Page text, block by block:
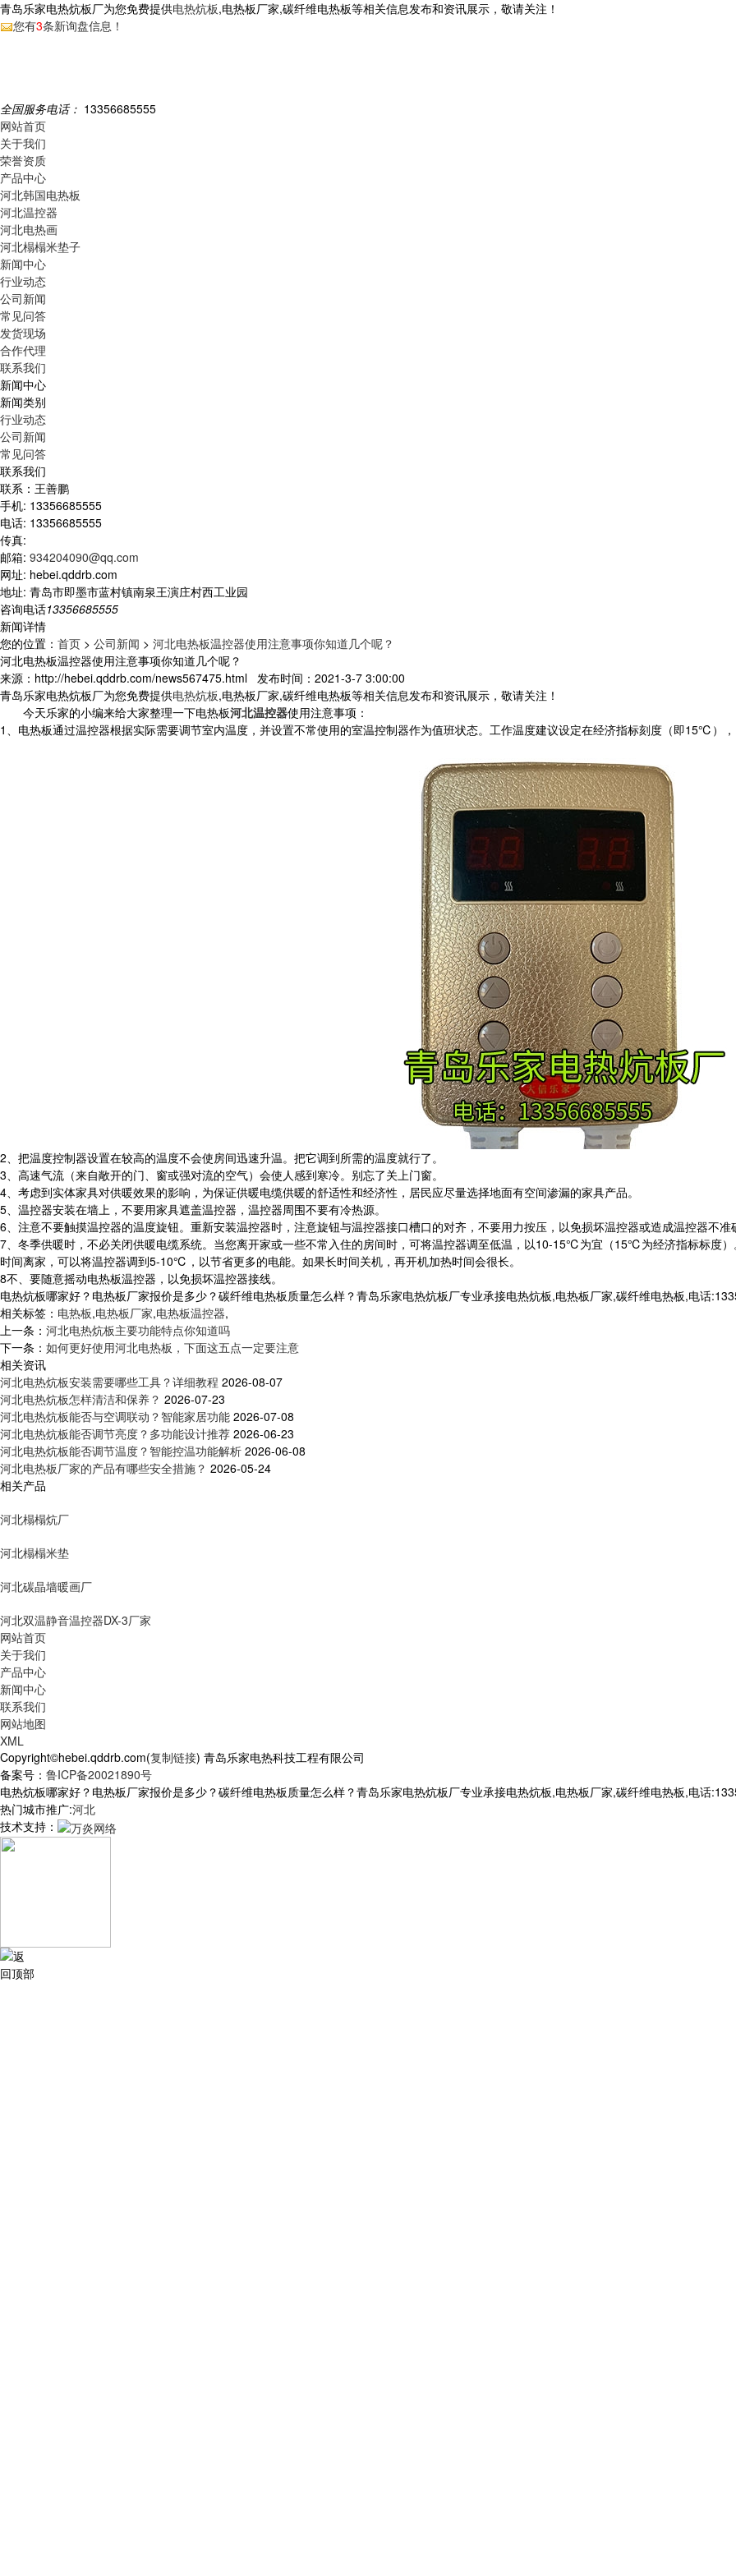
青岛乐家电热炕板厂为您免费提供电热炕板,电热板厂家,碳纤维电热板等相关信息发布和资讯展示，敬请关注！
您有3条新询盘信息！
全国服务电话： 13356685555
网站首页
关于我们
荣誉资质
产品中心
河北韩国电热板
河北温控器
河北电热画
河北榻榻米垫子
新闻中心
行业动态
公司新闻
常见问答
发货现场
合作代理
联系我们
新闻中心
新闻类别
行业动态
公司新闻
常见问答
联系我们
联系：王善鹏
手机: 13356685555
电话: 13356685555
传真:
邮箱: 934204090@qq.com
网址: hebei.qddrb.com
地址: 青岛市即墨市蓝村镇南泉王演庄村西工业园
咨询电话13356685555
新闻详情
您的位置： 首页 > 公司新闻 > 河北电热板温控器使用注意事项你知道几个呢？
河北电热板温控器使用注意事项你知道几个呢？
来源：http://hebei.qddrb.com/news567475.html 发布时间：2021-3-7 3:00:00
青岛乐家电热炕板厂为您免费提供电热炕板,电热板厂家,碳纤维电热板等相关信息发布和资讯展示，敬请关注！
今天乐家的小编来给大家整理一下电热板河北温控器使用注意事项：
1、电热板通过温控器根据实际需要调节室内温度，并设置不常使用的室温控制器作为值班状态。工作温度建议设定在经济指标刻度（即15℃），
2、把温度控制器设置在较高的温度不会使房间迅速升温。把它调到所需的温度就行了。
3、高速气流（来自敞开的门、窗或强对流的空气）会使人感到寒冷。别忘了关上门窗。
4、考虑到实体家具对供暖效果的影响，为保证供暖电缆供暖的舒适性和经济性，居民应尽量选择地面有空间渗漏的家具产品。
5、温控器安装在墙上，不要用家具遮盖温控器，温控器周围不要有冷热源。
6、注意不要触摸温控器的温度旋钮。重新安装温控器时，注意旋钮与温控器接口槽口的对齐，不要用力按压，以免损坏温控器或造成温控器不准
7、冬季供暖时，不必关闭供暖电缆系统。当您离开家或一些不常入住的房间时，可将温控器调至低温，以10-15℃为宜（15℃为经济指标标度
时间离家，可以将温控器调到5-10℃，以节省更多的电能。如果长时间关机，再开机加热时间会很长。
8不、要随意摇动电热板温控器，以免损坏温控器接线。
电热炕板哪家好？电热板厂家报价是多少？碳纤维电热板质量怎么样？青岛乐家电热炕板厂专业承接电热炕板,电热板厂家,碳纤维电热板,电话
相关标签： 电热板,电热板厂家,电热板温控器,
上一条： 河北电热炕板主要功能特点你知道吗
下一条： 如何更好使用河北电热板，下面这五点一定要注意
相关资讯
河北电热炕板安装需要哪些工具？详细教程 2026-08-07
河北电热炕板怎样清洁和保养？ 2026-07-23
河北电热炕板能否与空调联动？智能家居功能 2026-07-08
河北电热炕板能否调节亮度？多功能设计推荐 2026-06-23
河北电热炕板能否调节温度？智能控温功能解析 2026-06-08
河北电热板厂家的产品有哪些安全措施？ 2026-05-24
相关产品
河北榻榻炕厂
河北榻榻米垫
河北碳晶墙暖画厂
河北双温静音温控器DX-3厂家
网站首页
关于我们
产品中心
新闻中心
联系我们
网站地图
XML
Copyright©hebei.qddrb.com(复制链接) 青岛乐家电热科技工程有限公司
备案号： 鲁ICP备20021890号
电热炕板哪家好？电热板厂家报价是多少？碳纤维电热板质量怎么样？青岛乐家电热炕板厂专业承接电热炕板,电热板厂家,碳纤维电热板,电话
热门城市推广:河北
技术支持：